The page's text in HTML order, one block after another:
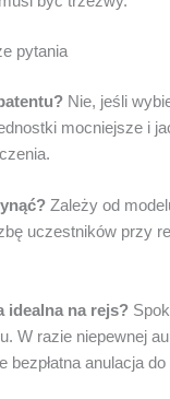
pytania
Nie, jeśli
mocniejsze i
Zależy od
uczestników przy
idealna na rejs?
W razie niepewnej
bezpłatna anulacja